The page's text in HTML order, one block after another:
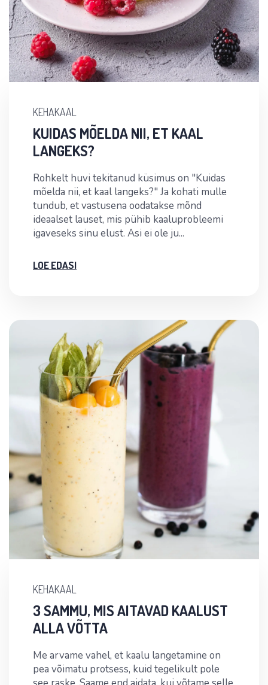
KEHAKAAL
KUIDAS MÕELDA NII, ET KAAL
LANGEKS?
Rohkelt huvi tekitanud küsimus on "Kuidas
mõelda nii, et kaal langeks?" Ja kohati mulle
tundub, et vastusena oodatakse mõnd
ideaalset lauset, mis pühib kaaluprobleemi
igaveseks sinu elust. Asi ei ole ju...
LOE EDASI
KEHAKAAL
3 SAMMU, MIS AITAVAD KAALUST
ALLA VÕTTA
Me arvame vahel, et kaalu langetamine on
pea võimatu protsess, kuid tegelikult pole